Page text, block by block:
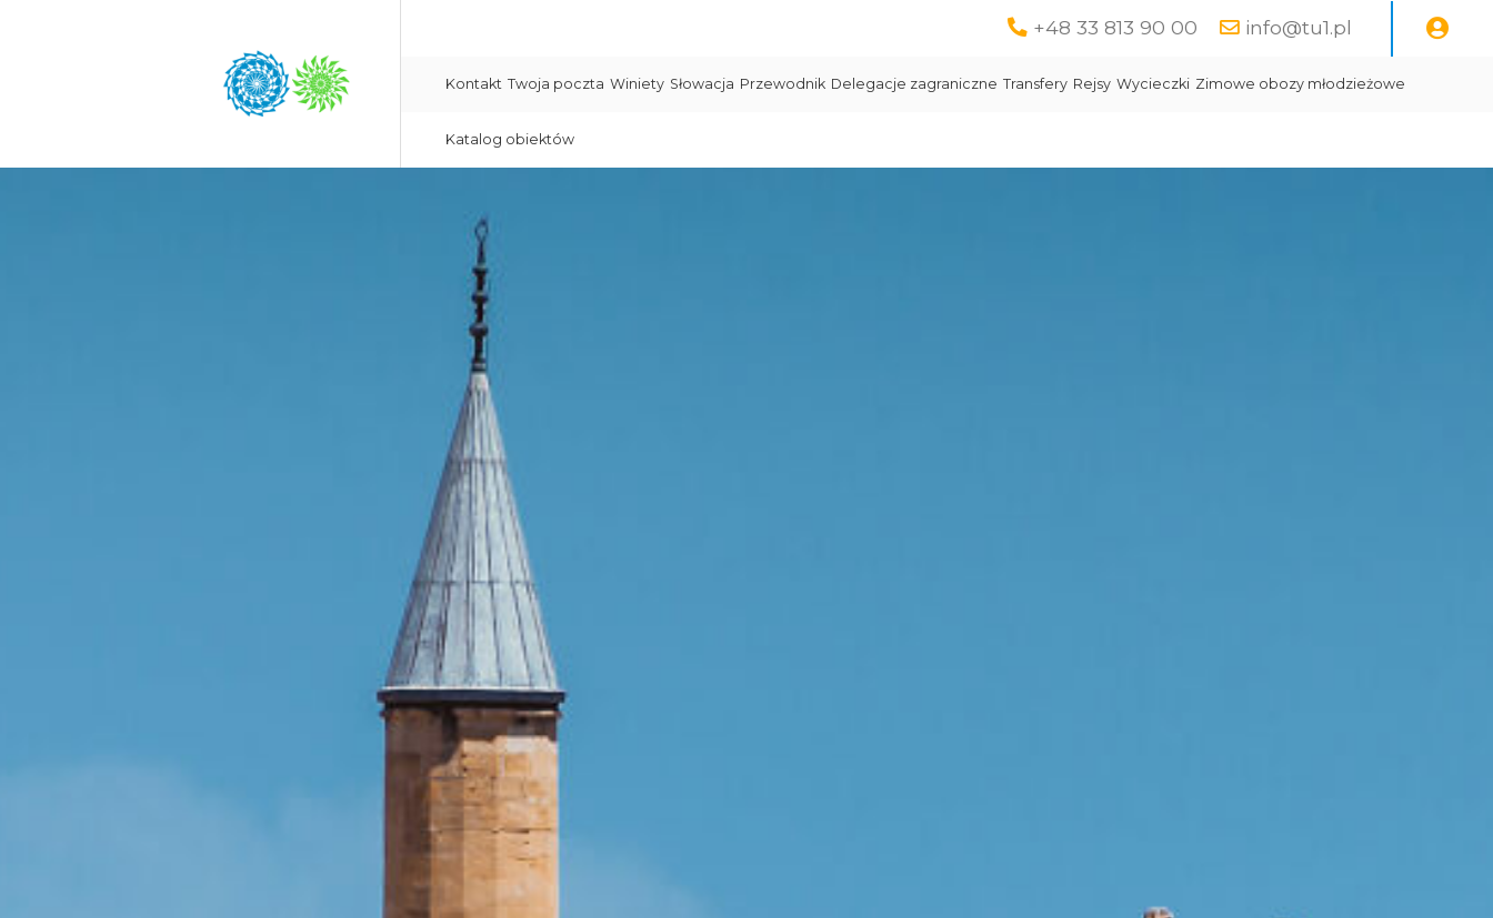
+48 33 813 90 00 info@tu1.pl
Kontakt Twoja poczta Winiety Słowacja Przewodnik Delegacje zagraniczne Transfery Rejsy Wycieczki Zimowe obozy młodzieżowe
Katalog obiektów